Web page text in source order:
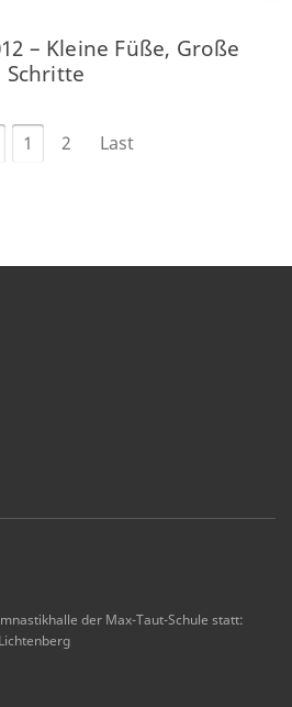
– Kleine Füße, Große
Schritte
1 2 Last
der Max-Taut-Schule statt: